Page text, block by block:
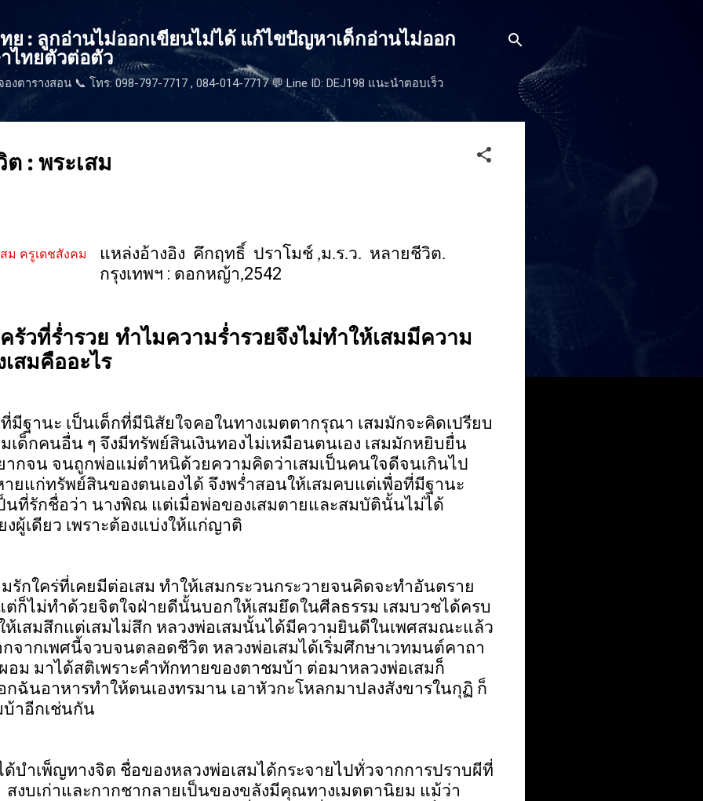
ข้ามไปที่เนื้อหาหลัก
ย : ลูกอ่านไม่ออกเขียนไม่ได้ แก้ไขปัญหาเด็กอ่านไม่ออก
ไทยตัวต่อตัว
ตารางสอน 📞 โทร: 098-797-7717 , 084-014-7717 💬 Line ID: DEJ198 แนะนำตอบเร็ว
: พระเสม
แหล่งอ้างอิง คึกฤทธิ์ ปราโมช์ ,ม.ร.ว. หลายชีวิต.
กรุงเทพฯ : ดอกหญ้า,2542
รัวที่ร่ำรวย ทำไมความร่ำรวยจึงไม่ทำให้เสมมีความ
สมคืออะไร
มีฐานะ เป็นเด็กที่มีนิสัยใจคอในทางเมตตากรุณา เสมมักจะคิดเปรียบ
เด็กคนอื่น ๆ จึงมีทรัพย์สินเงินทองไม่เหมือนตนเอง เสมมักหยิบยื่น
ากจน จนถูกพ่อแม่ตำหนิด้วยความคิดว่าเสมเป็นคนใจดีจนเกินไป
ยแก่ทรัพย์สินของตนเองได้ จึงพร่ำสอนให้เสมคบแต่เพื่อที่มีฐานะ
นที่รักชื่อว่า นางพิณ แต่เมื่อพ่อของเสมตายและสมบัตินั้นไม่ได้
ผู้เดียว เพราะต้องแบ่งให้แก่ญาติ
กใคร่ที่เคยมีต่อเสม ทำให้เสมกระวนกระวายจนคิดจะทำอันตราย
ก็ไม่ทำด้วยจิตใจฝ่ายดีนั้นบอกให้เสมยึดในศีลธรรม เสมบวชได้ครบ
ห้เสมสึกแต่เสมไม่สึก หลวงพ่อเสมนั้นได้มีความยินดีในเพศสมณะแล้ว
จากเพศนี้จวบจนตลอดชีวิต หลวงพ่อเสมได้เริ่มศึกษาเวทมนต์คาถา
อม มาได้สติเพราะคำทักทายของตาชมบ้า ต่อมาหลวงพ่อเสมก็
กฉันอาหารทำให้ตนเองทรมาน เอาหัวกะโหลกมาปลงสังขารในกุฏิ ก็
าอีกเช่นกัน
บำเพ็ญทางจิต ชื่อของหลวงพ่อเสมได้กระจายไปทั่วจากการปราบผีที่
งบเก่าและกากชากลายเป็นของขลังมีคุณทางเมตตานิยม แม้ว่า